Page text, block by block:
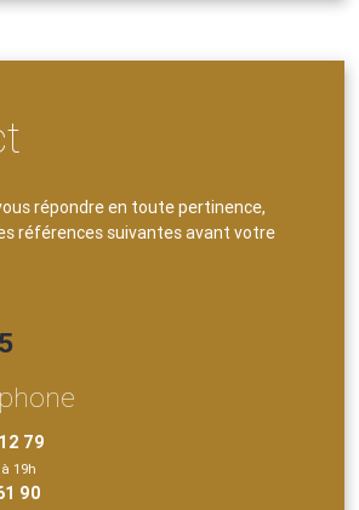
répondre en toute pertinence,
références suivantes avant votre
79
19h
90